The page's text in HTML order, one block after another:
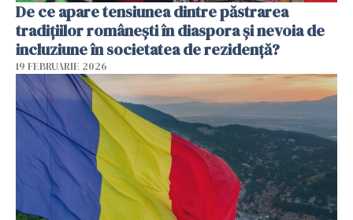
De ce apare tensiunea dintre păstrarea
tradițiilor românești în diaspora și nevoia de
incluziune în societatea de rezidență?
19 FEBRUARIE 2026